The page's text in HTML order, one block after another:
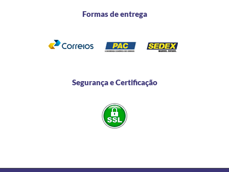
Formas de entrega
Segurança e Certificação